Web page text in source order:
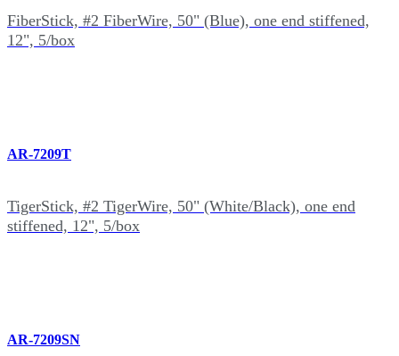
FiberStick, #2 FiberWire, 50" (Blue), one end stiffened,
12", 5/box
AR-7209T
TigerStick, #2 TigerWire, 50" (White/Black), one end
stiffened, 12", 5/box
AR-7209SN